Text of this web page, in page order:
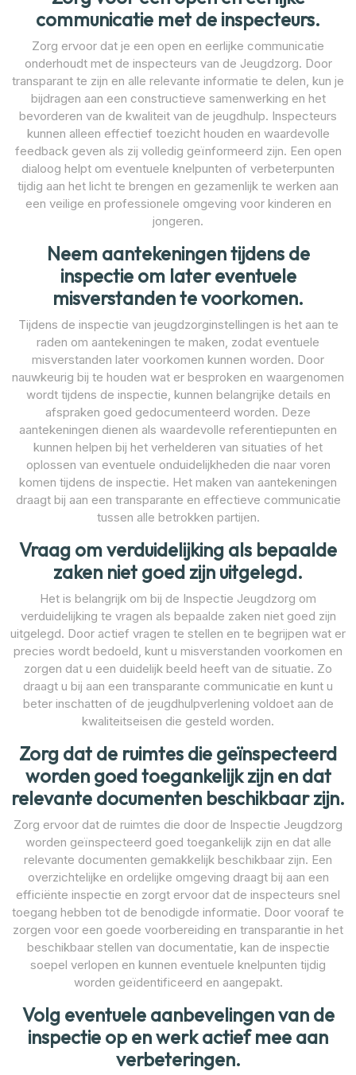
communicatie met de inspecteurs.
Zorg ervoor dat je een open en eerlijke communicatie
onderhoudt met de inspecteurs van de Jeugdzorg. Door
transparant te zijn en alle relevante informatie te delen, kun je
bijdragen aan een constructieve samenwerking en het
bevorderen van de kwaliteit van de jeugdhulp. Inspecteurs
kunnen alleen effectief toezicht houden en waardevolle
feedback geven als zij volledig geïnformeerd zijn. Een open
dialoog helpt om eventuele knelpunten of verbeterpunten
tijdig aan het licht te brengen en gezamenlijk te werken aan
een veilige en professionele omgeving voor kinderen en
jongeren.
Neem aantekeningen tijdens de
inspectie om later eventuele
misverstanden te voorkomen.
Tijdens de inspectie van jeugdzorginstellingen is het aan te
raden om aantekeningen te maken, zodat eventuele
misverstanden later voorkomen kunnen worden. Door
nauwkeurig bij te houden wat er besproken en waargenomen
wordt tijdens de inspectie, kunnen belangrijke details en
afspraken goed gedocumenteerd worden. Deze
aantekeningen dienen als waardevolle referentiepunten en
kunnen helpen bij het verhelderen van situaties of het
oplossen van eventuele onduidelijkheden die naar voren
komen tijdens de inspectie. Het maken van aantekeningen
draagt bij aan een transparante en effectieve communicatie
tussen alle betrokken partijen.
Vraag om verduidelijking als bepaalde
zaken niet goed zijn uitgelegd.
Het is belangrijk om bij de Inspectie Jeugdzorg om
verduidelijking te vragen als bepaalde zaken niet goed zijn
uitgelegd. Door actief vragen te stellen en te begrijpen wat er
precies wordt bedoeld, kunt u misverstanden voorkomen en
zorgen dat u een duidelijk beeld heeft van de situatie. Zo
draagt u bij aan een transparante communicatie en kunt u
beter inschatten of de jeugdhulpverlening voldoet aan de
kwaliteitseisen die gesteld worden.
Zorg dat de ruimtes die geïnspecteerd
worden goed toegankelijk zijn en dat
relevante documenten beschikbaar zijn.
Zorg ervoor dat de ruimtes die door de Inspectie Jeugdzorg
worden geïnspecteerd goed toegankelijk zijn en dat alle
relevante documenten gemakkelijk beschikbaar zijn. Een
overzichtelijke en ordelijke omgeving draagt bij aan een
efficiënte inspectie en zorgt ervoor dat de inspecteurs snel
toegang hebben tot de benodigde informatie. Door vooraf te
zorgen voor een goede voorbereiding en transparantie in het
beschikbaar stellen van documentatie, kan de inspectie
soepel verlopen en kunnen eventuele knelpunten tijdig
worden geïdentificeerd en aangepakt.
Volg eventuele aanbevelingen van de
inspectie op en werk actief mee aan
verbeteringen.